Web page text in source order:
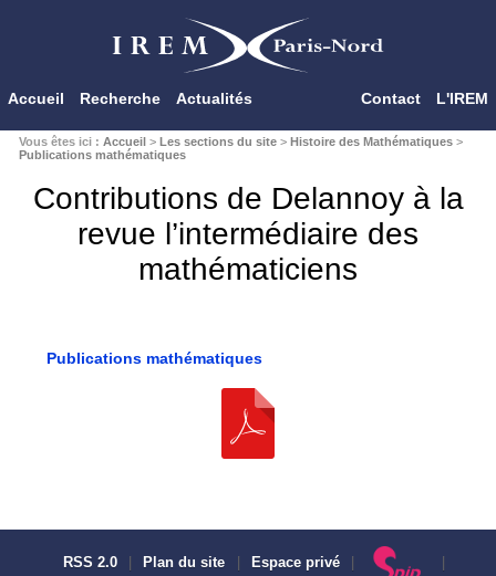
Accueil Recherche Actualités Contact L'IREM
Vous êtes ici : Accueil> Les sections du site> Histoire des Mathématiques>
Publications mathématiques
Contributions de Delannoy à la
revue l’intermédiaire des
mathématiciens
Publications mathématiques
RSS 2.0 Plan du site Espace privé